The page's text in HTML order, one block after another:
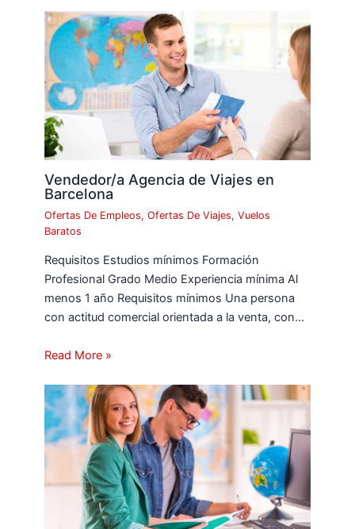
Vendedor/a Agencia de Viajes en
Barcelona
Ofertas De Empleos,Ofertas De Viajes,Vuelos
Baratos
Requisitos Estudios mínimos Formación
Profesional Grado Medio Experiencia mínima Al
menos 1 año Requisitos mínimos Una persona
con actitud comercial orientada a la venta, con…
Read More »